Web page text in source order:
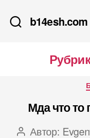
b14esh.com
Мда что
Автор
Автор: